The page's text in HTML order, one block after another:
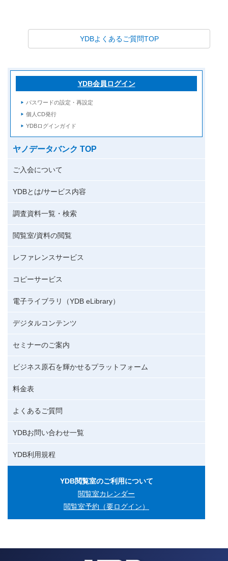
YDBよくあるご質問TOP
YDB会員ログイン
パスワードの設定・再設定
個人CD発行
YDBログインガイド
ヤノデータバンク TOP
ご入会について
YDBとは/サービス内容
調査資料一覧・検索
閲覧室/資料の閲覧
レファレンスサービス
コピーサービス
電子ライブラリ（YDB eLibrary）
デジタルコンテンツ
セミナーのご案内
ビジネス原石を輝かせるプラットフォーム
料金表
よくあるご質問
YDBお問い合わせ一覧
YDB利用規程
YDB閲覧室のご利用について
閲覧室カレンダー
閲覧室予約（要ログイン）